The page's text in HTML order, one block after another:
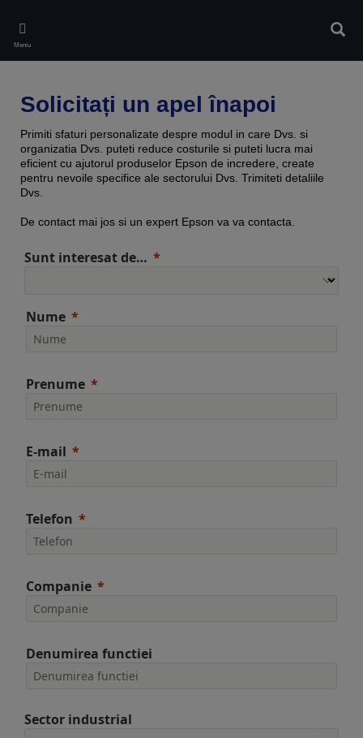
main
content
Meniu
Solicitați un apel înapoi
Primiti sfaturi personalizate despre modul in care Dvs. si
organizatia Dvs. puteti reduce costurile si puteti lucra mai
eficient cu ajutorul produselor Epson de incredere, create
pentru nevoile specifice ale sectorului Dvs. Trimiteti detaliile
Dvs.
De contact mai jos si un expert Epson va va contacta.
Sunt interesat de…
Nume
Prenume
E-mail
Telefon
Companie
Denumirea functiei
Sector industrial